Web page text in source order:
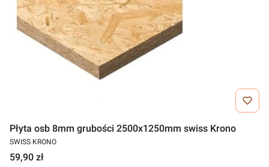
Płyta osb 8mm grubości 2500x1250mm swiss Krono
SWISS KRONO
59,90 zł